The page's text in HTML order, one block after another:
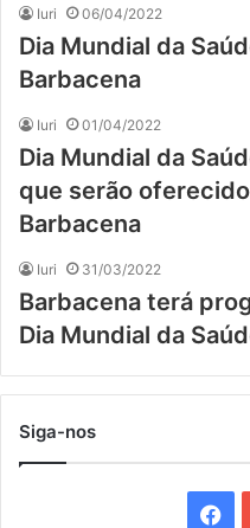
Iuri 06/04/2022
Dia Mundial da
Barbacena
Iuri 01/04/2022
Dia Mundial da
que serão
Barbacena
Iuri 31/03/2022
Barbacena terá
Dia Mundial da
Siga-nos